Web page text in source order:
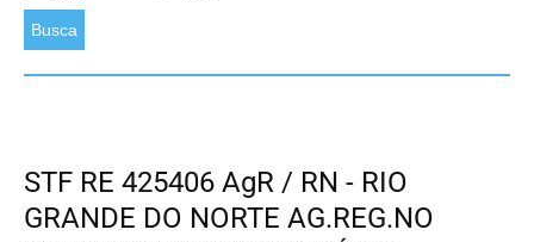
Busca
STF RE 425406 AgR / RN - RIO
GRANDE DO NORTE AG.REG.NO